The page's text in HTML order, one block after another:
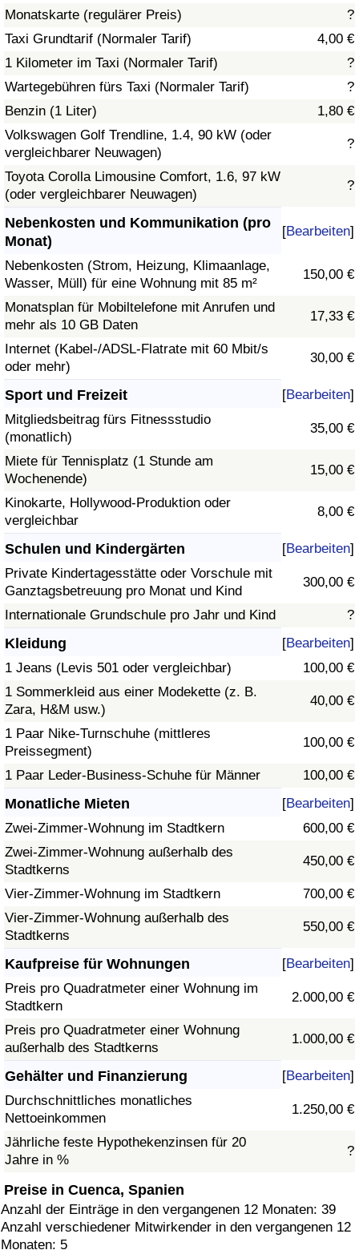
Monatskarte (regulärer Preis)
?
Taxi Grundtarif (Normaler Tarif)
4,00 €
1 Kilometer im Taxi (Normaler Tarif)
?
Wartegebühren fürs Taxi (Normaler Tarif)
?
Benzin (1 Liter)
1,80 €
Volkswagen Golf Trendline, 1.4, 90 kW (oder
vergleichbarer Neuwagen)
?
Toyota Corolla Limousine Comfort, 1.6, 97 kW
(oder vergleichbarer Neuwagen)
?
Nebenkosten und Kommunikation (pro
Monat)
[Bearbeiten]
Nebenkosten (Strom, Heizung, Klimaanlage,
Wasser, Müll) für eine Wohnung mit 85 m²
150,00 €
Monatsplan für Mobiltelefone mit Anrufen und
mehr als 10 GB Daten
17,33 €
Internet (Kabel-/ADSL-Flatrate mit 60 Mbit/s
oder mehr)
30,00 €
Sport und Freizeit [Bearbeiten]
Mitgliedsbeitrag fürs Fitnessstudio
(monatlich)
35,00 €
Miete für Tennisplatz (1 Stunde am
Wochenende)
15,00 €
Kinokarte, Hollywood-Produktion oder
vergleichbar
8,00 €
Schulen und Kindergärten [Bearbeiten]
Private Kindertagesstätte oder Vorschule mit
Ganztagsbetreuung pro Monat und Kind
300,00 €
Internationale Grundschule pro Jahr und Kind ?
Kleidung [Bearbeiten]
1 Jeans (Levis 501 oder vergleichbar)
100,00 €
1 Sommerkleid aus einer Modekette (z. B.
Zara, H&M usw.)
40,00 €
1 Paar Nike-Turnschuhe (mittleres
Preissegment)
100,00 €
1 Paar Leder-Business-Schuhe für Männer 100,00 €
Monatliche Mieten [Bearbeiten]
Zwei-Zimmer-Wohnung im Stadtkern
600,00 €
Zwei-Zimmer-Wohnung außerhalb des
Stadtkerns
450,00 €
Vier-Zimmer-Wohnung im Stadtkern
700,00 €
Vier-Zimmer-Wohnung außerhalb des
Stadtkerns
550,00 €
Kaufpreise für Wohnungen [Bearbeiten]
Preis pro Quadratmeter einer Wohnung im
Stadtkern
2.000,00 €
Preis pro Quadratmeter einer Wohnung
außerhalb des Stadtkerns
1.000,00 €
Gehälter und Finanzierung [Bearbeiten]
Durchschnittliches monatliches
Nettoeinkommen
1.250,00 €
Jährliche feste Hypothekenzinsen für 20
Jahre in %
?
Preise in Cuenca, Spanien
Anzahl der Einträge in den vergangenen 12 Monaten: 39
Anzahl verschiedener Mitwirkender in den vergangenen 12
Monaten: 5